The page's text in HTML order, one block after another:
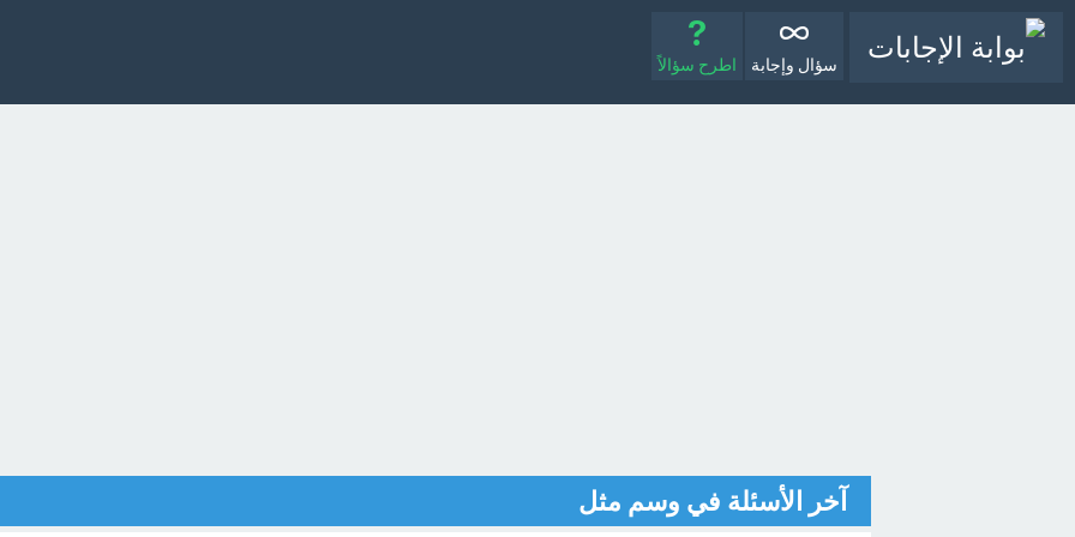
سؤال وإجابة اطرح سؤالاً
آخر الأسئلة في وسم مثل